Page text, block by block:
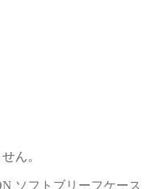
ん。
ソフトブリーフケース